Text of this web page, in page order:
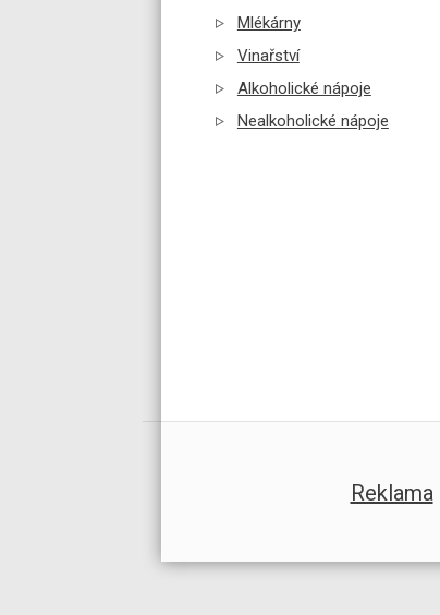
Mlékárny
Vinařství
Alkoholické nápoje
Nealkoholické nápoje
Reklama